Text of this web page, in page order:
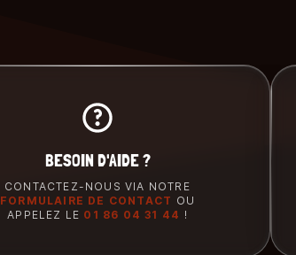
BESOIN D'AIDE ?
CONTACTEZ-NOUS VIA NOTRE
FORMULAIRE DE CONTACT OU
APPELEZ LE 01 86 04 31 44 !